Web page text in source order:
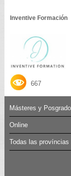
Inventive Formación
667
Másteres y
Online
Todas las províncias